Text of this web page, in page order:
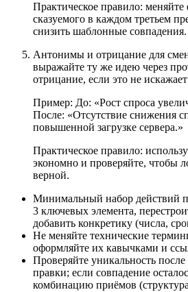
Практическое правило: меняйте
сказуемого в каждом третьем
снизить шаблонные совпадения.
Антонимы и отрицание для
выражайте ту же идею через
отрицание, если это не
Пример: До: «Рост спроса
После: «Отсутствие снижения
повышенной загрузке сервера.»
Практическое правило:
экономно и проверяйте, чтобы
верной.
Минимальный набор действий
3 ключевых элемента,
добавить конкретику (числа,
Не меняйте технические
оформляйте их кавычками и
Проверяйте уникальность
правки; если совпадение
комбинацию приёмов